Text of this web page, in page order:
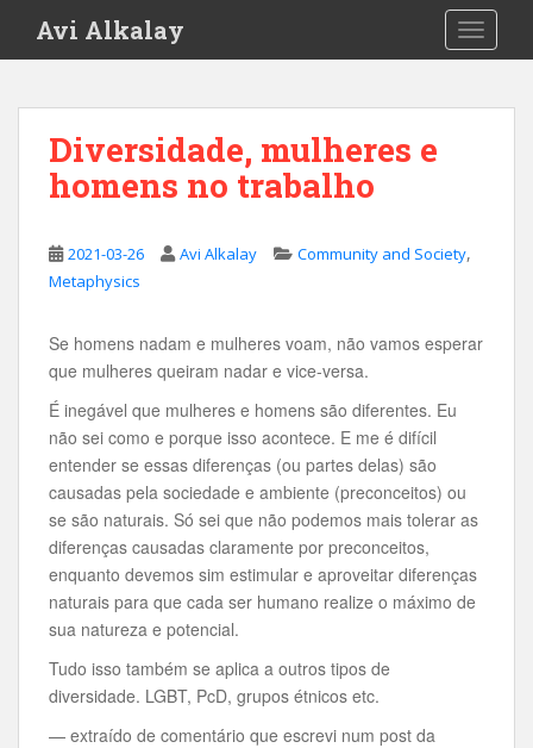
i
Avi Alkalay
Diversidade, mulheres e
homens no trabalho
2021-03-26 Avi Alkalay Community and Society,
Metaphysics
Se homens nadam e mulheres voam, não vamos esperar
que mulheres queiram nadar e vice-versa.
É inegável que mulheres e homens são diferentes. Eu
não sei como e porque isso acontece. E me é difícil
entender se essas diferenças (ou partes delas) são
causadas pela sociedade e ambiente (preconceitos) ou
se são naturais. Só sei que não podemos mais tolerar as
diferenças causadas claramente por preconceitos,
enquanto devemos sim estimular e aproveitar diferenças
naturais para que cada ser humano realize o máximo de
sua natureza e potencial.
Tudo isso também se aplica a outros tipos de
diversidade. LGBT, PcD, grupos étnicos etc.
— extraído de comentário que escrevi num post da